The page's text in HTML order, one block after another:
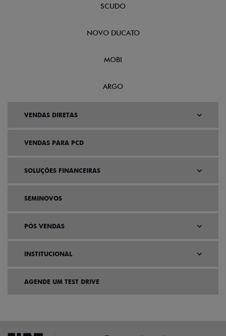
SCUDO
NOVO DUCATO
MOBI
ARGO
VENDAS DIRETAS
VENDAS PARA PCD
SOLUÇÕES FINANCEIRAS
SEMINOVOS
PÓS VENDAS
INSTITUCIONAL
AGENDE UM TEST DRIVE